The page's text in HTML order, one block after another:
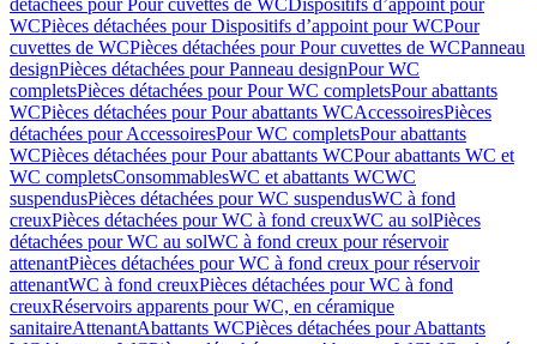
détachées pour Pour cuvettes de WCDispositifs d’appoint pour
WCPièces détachées pour Dispositifs d’appoint pour WCPour
cuvettes de WCPièces détachées pour Pour cuvettes de WCPanneau
designPièces détachées pour Panneau designPour WC
completsPièces détachées pour Pour WC completsPour abattants
WCPièces détachées pour Pour abattants WCAccessoiresPièces
détachées pour AccessoiresPour WC completsPour abattants
WCPièces détachées pour Pour abattants WCPour abattants WC et
WC completsConsommablesWC et abattants WCWC
suspendusPièces détachées pour WC suspendusWC à fond
creuxPièces détachées pour WC à fond creuxWC au solPièces
détachées pour WC au solWC à fond creux pour réservoir
attenantPièces détachées pour WC à fond creux pour réservoir
attenantWC à fond creuxPièces détachées pour WC à fond
creuxRéservoirs apparents pour WC, en céramique
sanitaireAttenantAbattants WCPièces détachées pour Abattants